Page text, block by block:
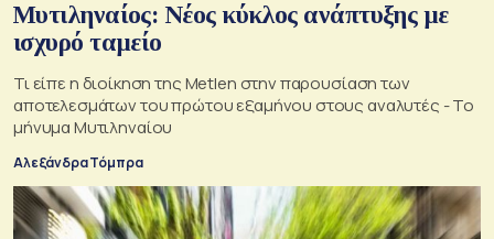
Μυτιληναίος: Νέος κύκλος ανάπτυξης με
ισχυρό ταμείο
Τι είπε η διοίκηση της Metlen στην παρουσίαση των
αποτελεσμάτων του πρώτου εξαμήνου στους αναλυτές - Το
μήνυμα Μυτιληναίου
Αλεξάνδρα Τόμπρα